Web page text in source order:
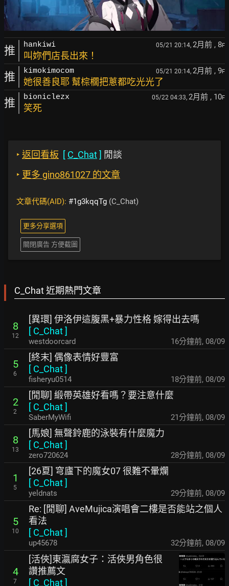
推 hankiwi 05/21 20:14, 2月前 , 8F
叫妳們店長出來！
推 kimokimocom 05/21 20:14, 2月前 , 9F
她很善良耶 幫棕櫚把蔥都吃光光了
推 bioniclezx 05/22 04:33, 2月前 , 10F
笑死
‣ 返回看板 [ C_Chat] 閒談
‣ 更多 gino861027 的文章
文章代碼(AID): #1g3kqqTg (C_Chat)
更多分享選項
關閉廣告 方便截圖
C_Chat 近期熱門文章
8
12
[異環] 伊洛伊這腹黑+暴力性格 嫁得出去嗎
[ C_Chat]
westdoorcard 16分鐘前, 08/09
5
6
[終末] 偶像表情好豐富
[ C_Chat]
fisheryu0514 18分鐘前, 08/09
2
2
[閒聊] 緞帶英雄好看嗎？要注意什麼
[ C_Chat]
SaberMyWifi 21分鐘前, 08/09
8
13
[馬娘] 無聲鈴鹿的泳裝有什麼魔力
[ C_Chat]
zero720624 28分鐘前, 08/09
1
5
[26夏] 穹廬下的魔女07 很難不暈爛
[ C_Chat]
yeldnats 29分鐘前, 08/09
5
10
Re: [閒聊] AveMujica演唱會二樓是否能站之個人
看法
[ C_Chat]
up45678 32分鐘前, 08/09
4
7
[活俠]東瀛腐女子：活俠男角色很
讚推薦文
[ C_Chat]